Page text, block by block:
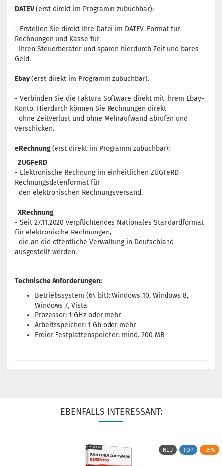
DATEV(erst direkt im Programm zubuchbar):
- Erstellen Sie direkt Ihre Datei im DATEV-Format für
Rechnungen und Kasse für
Ihren Steuerberater und sparen hierdurch Zeit und bares
Geld.
Ebay(erst direkt im Programm zubuchbar):
- Verbinden Sie die Faktura Software direkt mit Ihrem Ebay-
Konto. Hierdurch können Sie Rechnungen direkt
ohne Zeitverlust und ohne Mehraufwand abrufen und
verschicken.
eRechnung(erst direkt im Programm zubuchbar):
ZUGFeRD
- Elektronische Rechnung im einheitlichen ZUGFeRD
Rechnungsdatenformat für
den elektronischen Rechnungsversand.
XRechnung
- Seit 27.11.2020 verpflichtendes Nationales Standardformat
für elektronische Rechnungen,
die an die öffentliche Verwaltung in Deutschland
ausgestellt werden.
Technische Anforderungen:
Betriebssystem (64 bit): Windows 10, Windows 8,
Windows 7, Vista
Prozessor: 1 GHz oder mehr
Arbeitsspeicher: 1 Gb oder mehr
Freier Festplattenspeicher: mind. 200 MB
EBENFALLS INTERESSANT:
NEU TOP -35%